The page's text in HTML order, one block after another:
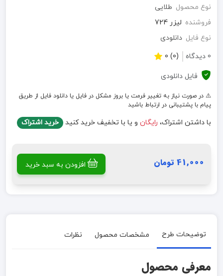
نوع محصول طلایی
فروشنده لیزر 724
نوع فایل دانلودی
0 دیدگاه
(0) 0
فایل دانلودی
⚠️ در صورت نیاز به تغییر فرمت یا بروز مشکل در فایل یا دانلود فایل از طریق
پیام با پشتیبانی در ارتباط باشید
با داشتن اشتراک، رایگان و یا با تخفیف خرید کنید خرید اشتراک
41,000 تومان افزودن به سبد خرید
توضیحات طرح مشخصات محصول نظرات
معرفی محصول